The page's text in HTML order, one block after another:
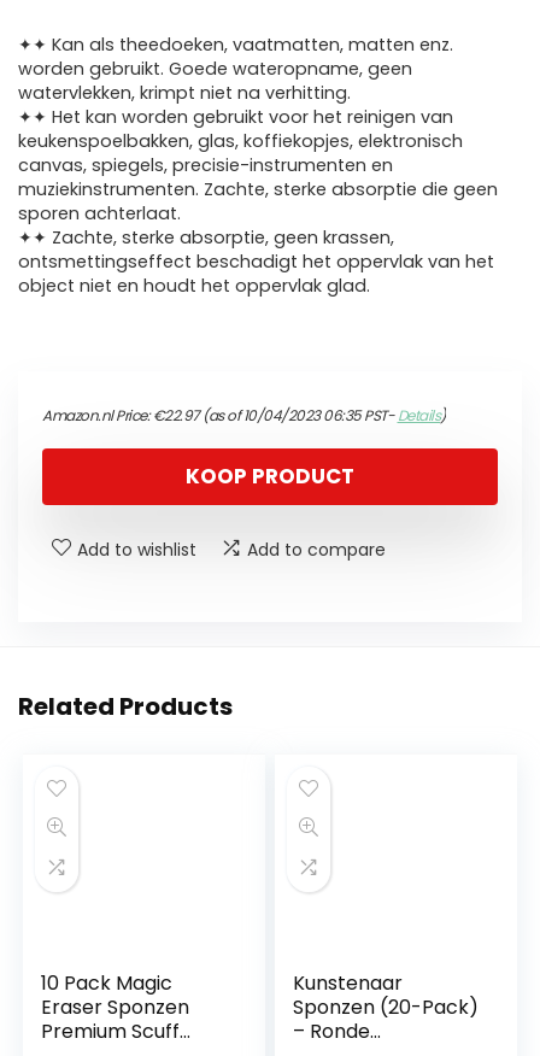
✦✦ Kan als theedoeken, vaatmatten, matten enz.
worden gebruikt. Goede wateropname, geen
watervlekken, krimpt niet na verhitting.
✦✦ Het kan worden gebruikt voor het reinigen van
keukenspoelbakken, glas, koffiekopjes, elektronisch
canvas, spiegels, precisie-instrumenten en
muziekinstrumenten. Zachte, sterke absorptie die geen
sporen achterlaat.
✦✦ Zachte, sterke absorptie, geen krassen,
ontsmettingseffect beschadigt het oppervlak van het
object niet en houdt het oppervlak glad.
Amazon.nl Price:€22.97(as of 10/04/2023 06:35 PST-Details)
KOOP PRODUCT
Add to wishlist Add to compare
Related Products
10 Pack Magic
Eraser Sponzen
Premium Scuff
Kunstenaar
Sponzen (20-Pack)
– Ronde